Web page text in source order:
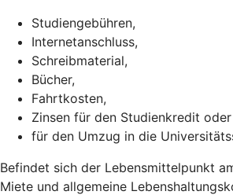
Studiengebühren,
Internetanschluss,
Schreibmaterial,
Bücher,
Fahrtkosten,
Zinsen für den Studienkredit oder
für den Umzug in die
Befindet sich der Lebensmittelpunkt
Miete und allgemeine